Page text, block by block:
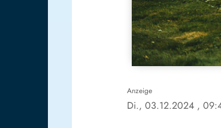
Anzeige
Di., 03.12.2024 ,